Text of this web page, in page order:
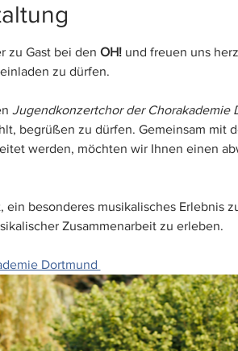
zu Gast bei den OH! und freuen uns
einladen zu dürfen.
Jugendkonzertchor der Chorakademie
begrüßen zu dürfen. Gemeinsam mit
werden, möchten wir Ihnen einen
ein besonderes musikalisches Erlebnis
Zusammenarbeit zu erleben.
Dortmund